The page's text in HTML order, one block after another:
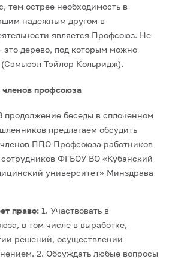
тем острее необходимость в
надежным другом в
является Профсоюз. Не
это дерево, под которым можно
(Сэмьюэл Тэйлор Кольридж).
профсоюза
продолжение беседы в сплоченном
предлагаем обсудить
ППО Профсоюза работников
ФГБОУ ВО «Кубанский
университет» Минздрава
право: 1. Участвовать в
в том числе в выработке,
решений, осуществлении
2. Обсуждать любые вопросы